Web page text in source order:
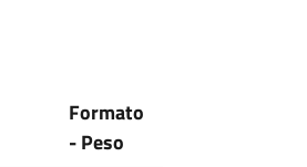
Formato
- Peso